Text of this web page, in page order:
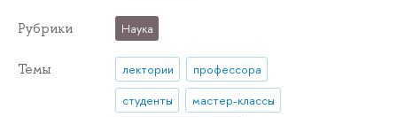
Рубрики Наука
Темы лектории
профессора
студенты
мастер-классы